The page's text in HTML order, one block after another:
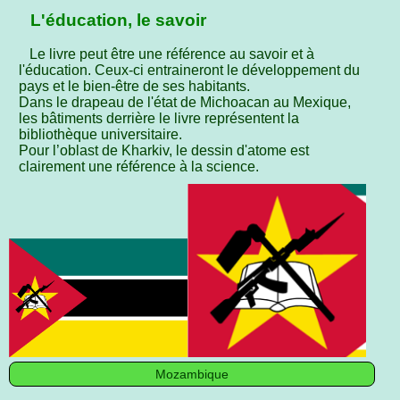
L'éducation, le savoir
Le livre peut être une référence au savoir et à
l'éducation. Ceux-ci entraineront le développement du
pays et le bien-être de ses habitants.
Dans le drapeau de l'état de Michoacan au Mexique,
les bâtiments derrière le livre représentent la
bibliothèque universitaire.
Pour l’oblast de Kharkiv, le dessin d'atome est
clairement une référence à la science.
Mozambique